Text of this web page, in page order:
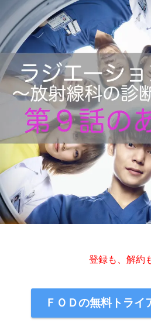
登録も、解約
ＦＯＤの無料トライ